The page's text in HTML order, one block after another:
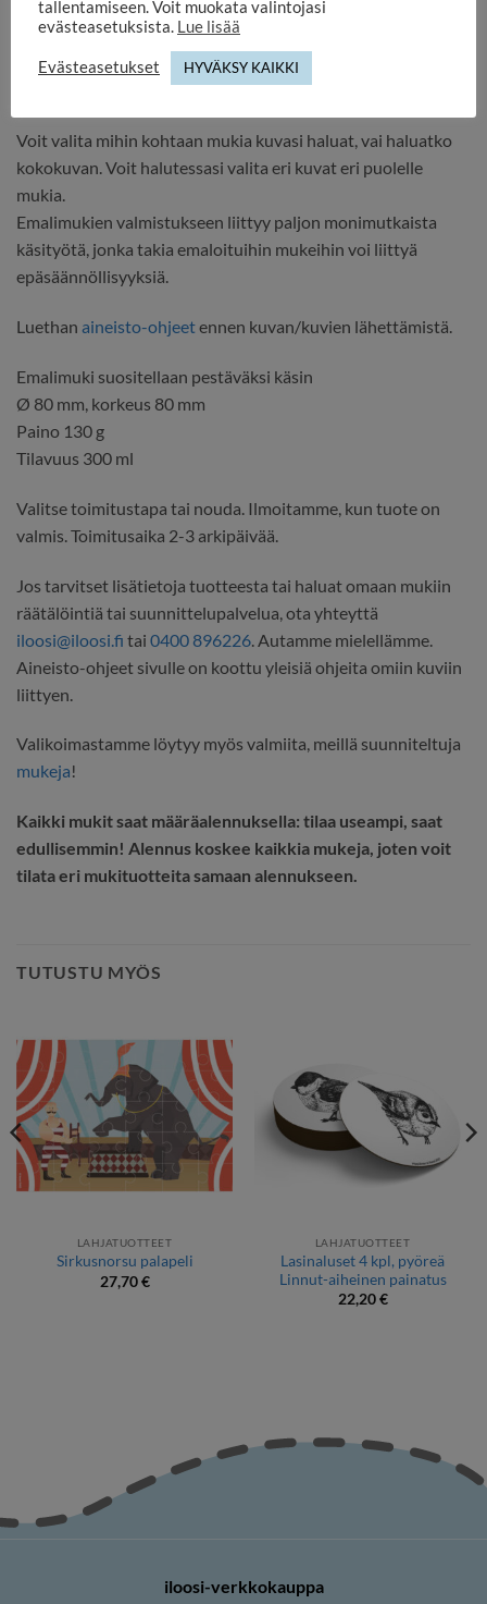
Teräsreunainen emalimuki vaikka työpaikalle tai teetä
persoonallinen emalimuki omalla kuvalla jokaiselle
perheenjäsenelle, ystävälle, seuran jäsenelle, retkiporukan
Voit valita mihin kohtaan mukia kuvasi haluat, vai haluatko
kokokuvan. Voit halutessasi valita eri kuvat eri puolelle
mukia.
Emalimukien valmistukseen liittyy paljon monimutkaista
käsityötä, jonka takia emaloituihin mukeihin voi liittyä
epäsäännöllisyyksiä.
Luethan aineisto-ohjeetennen kuvan/kuvien lähettämistä.
Emalimuki suositellaan pestäväksi käsin
Ø 80 mm, korkeus 80 mm
Paino 130 g
Tilavuus 300 ml
Valitse toimitustapa tai nouda. Ilmoitamme, kun tuote on
valmis. Toimitusaika 2-3 arkipäivää.
Jos tarvitset lisätietoja tuotteesta tai haluat omaan mukiin
räätälöintiä tai suunnittelupalvelua, ota yhteyttä
iloosi@iloosi.fi tai 0400 896226 . Autamme mielellämme.
Aineisto-ohjeet sivulle on koottu yleisiä ohjeita omiin kuviin
liittyen.
Valikoimastamme löytyy myös valmiita, meillä suunniteltuja
mukeja!
Kaikki mukit saat määräalennuksella: tilaa useampi, saat
edullisemmin! Alennus koskee kaikkia mukeja, joten voit
tilata eri mukituotteita samaan alennukseen.
TUTUSTU MYÖS
LAHJATUOTTEET
Sirkusnorsu palapeli
27,70€
LAHJATUOTTEET
Lasinaluset 4 kpl, pyöreä
Linnut-aiheinen painatus
22,20€
iloosi-verkkokauppa
tallentamiseen. Voit muokata valintojasi
evästeasetuksista. Lue lisää
Evästeasetukset HYVÄKSY KAIKKI